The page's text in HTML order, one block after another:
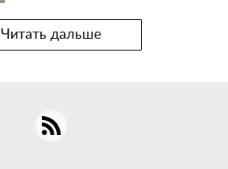
Читать дальше